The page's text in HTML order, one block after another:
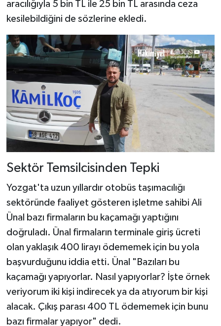
aracılığıyla 5 bin TL ile 25 bin TL arasında ceza
kesilebildiğini de sözlerine ekledi.
Sektör Temsilcisinden Tepki
Yozgat'ta uzun yıllardır otobüs taşımacılığı
sektöründe faaliyet gösteren işletme sahibi Ali
Ünal bazı firmaların bu kaçamağı yaptığını
doğruladı. Ünal firmaların terminale giriş ücreti
olan yaklaşık 400 lirayı ödememek için bu yola
başvurduğunu iddia etti. Ünal "Bazıları bu
kaçamağı yapıyorlar. Nasıl yapıyorlar? İşte örnek
veriyorum iki kişi indirecek ya da atıyorum bir kişi
alacak. Çıkış parası 400 TL ödememek için bunu
bazı firmalar yapıyor" dedi.